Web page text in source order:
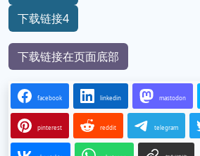
下载链接4
下载链接在页面底部
facebook linkedin mastodon
pinterest reddit telegram